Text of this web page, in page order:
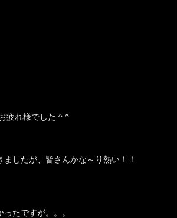
疲れ様でした ^ ^
したが、皆さんかな～り熱い！！
たですが。。。